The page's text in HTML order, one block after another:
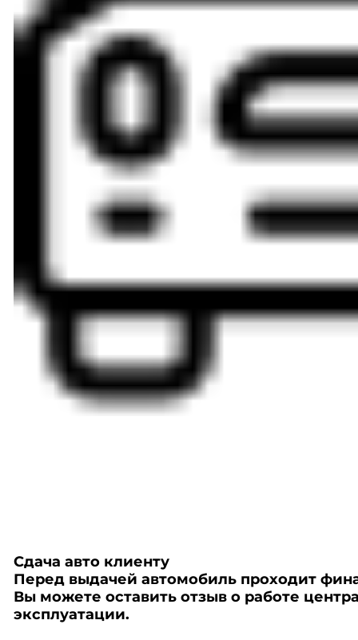
Сдача авто клиенту
Перед выдачей автомобиль проходит
Вы можете оставить отзыв о работе
эксплуатации.